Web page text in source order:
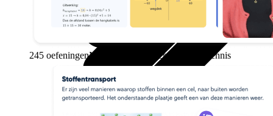
245 oefeningenMaak oefenopgaven en test je kennis